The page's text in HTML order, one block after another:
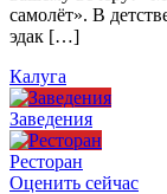
самолёт». В
эдак […]
Калуга
Заведения
Ресторан
Оценить сейчас